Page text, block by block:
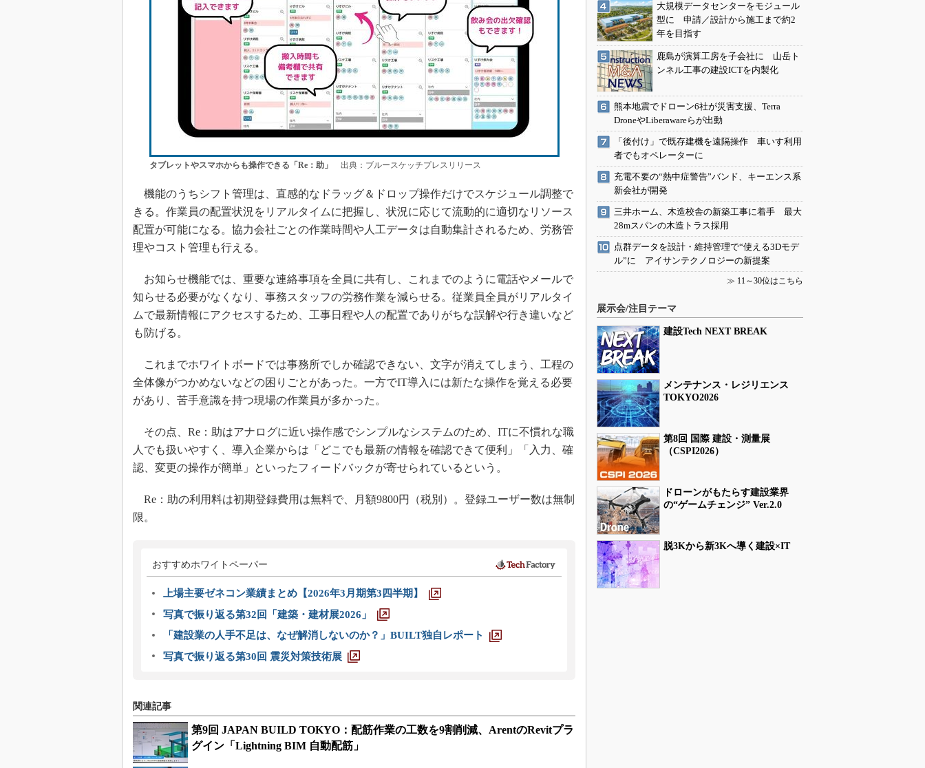
タブレットやスマホからも操作できる「Re：助」 出典：ブルースケッチプレスリリース
機能のうちシフト管理は、直感的なドラッグ＆ドロップ操作だけでスケジュール調整で
きる。作業員の配置状況をリアルタイムに把握し、状況に応じて流動的に適切なリソース
配置が可能になる。協力会社ごとの作業時間や人工データは自動集計されるため、労務管
理やコスト管理も行える。
お知らせ機能では、重要な連絡事項を全員に共有し、これまでのように電話やメールで
知らせる必要がなくなり、事務スタッフの労務作業を減らせる。従業員全員がリアルタイ
ムで最新情報にアクセスするため、工事日程や人の配置でありがちな誤解や行き違いなど
も防げる。
これまでホワイトボードでは事務所でしか確認できない、文字が消えてしまう、工程の
全体像がつかめないなどの困りごとがあった。一方でIT導入には新たな操作を覚える必要
があり、苦手意識を持つ現場の作業員が多かった。
その点、Re：助はアナログに近い操作感でシンプルなシステムのため、ITに不慣れな職
人でも扱いやすく、導入企業からは「どこでも最新の情報を確認できて便利」「入力、確
認、変更の操作が簡単」といったフィードバックが寄せられているという。
Re：助の利用料は初期登録費用は無料で、月額9800円（税別）。登録ユーザー数は無制
限。
おすすめホワイトペーパー
上場主要ゼネコン業績まとめ【2026年3月期第3四半期】
写真で振り返る第32回「建築・建材展2026」
「建設業の人手不足は、なぜ解消しないのか？」BUILT独自レポート
写真で振り返る第30回 震災対策技術展
関連記事
第9回 JAPAN BUILD TOKYO：配筋作業の工数を9割削減、ArentのRevitプラ
グイン「Lightning BIM 自動配筋」
大規模データセンターをモジュール
型に 申請／設計から施工まで約2
年を目指す
鹿島が演算工房を子会社に 山岳ト
ンネル工事の建設ICTを内製化
熊本地震でドローン6社が災害支援、Terra
DroneやLiberawareらが出動
「後付け」で既存建機を遠隔操作 車いす利用
者でもオペレーターに
充電不要の“熱中症警告”バンド、キーエンス系
新会社が開発
三井ホーム、木造校舎の新築工事に着手 最大
28mスパンの木造トラス採用
点群データを設計・維持管理で“使える3Dモデ
ル”に アイサンテクノロジーの新提案
≫ 11～30位はこちら
展示会/注目テーマ
建設Tech NEXT BREAK
メンテナンス・レジリエンス
TOKYO2026
第8回 国際 建設・測量展
（CSPI2026）
ドローンがもたらす建設業界
の“ゲームチェンジ” Ver.2.0
脱3Kから新3Kへ導く建設×IT